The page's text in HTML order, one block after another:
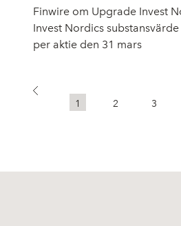
Finwire om Upgrade Invest
Invest Nordics
per aktie den 31 mars
1 2 3